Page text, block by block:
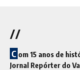
//
C om 15 anos de
Jornal Repórter do